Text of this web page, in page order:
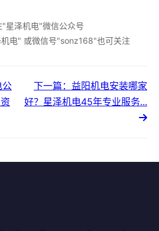
"星泽机电"微信公众号
电" 或微信号"sonz168"也可关注
公
下一篇：益阳机电安装哪家
好？星泽机电45年专业服务...